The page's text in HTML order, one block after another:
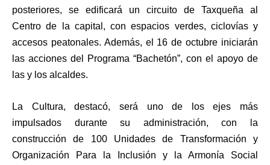
posteriores, se edificará un circuito de Taxqueña al
Centro de la capital, con espacios verdes, ciclovías y
accesos peatonales. Además, el 16 de octubre iniciarán
las acciones del Programa “Bachetón”, con el apoyo de
las y los alcaldes.
La Cultura, destacó, será uno de los ejes más
impulsados durante su administración, con la
construcción de 100 Unidades de Transformación y
Organización Para la Inclusión y la Armonía Social